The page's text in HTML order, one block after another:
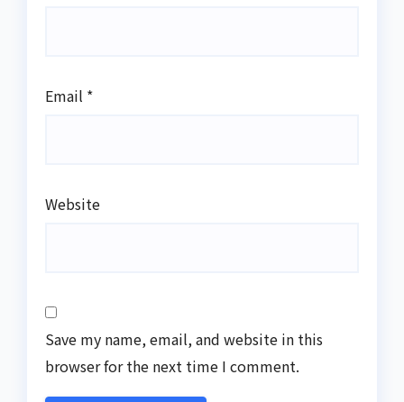
Email *
Website
Save my name, email, and website in this
browser for the next time I comment.